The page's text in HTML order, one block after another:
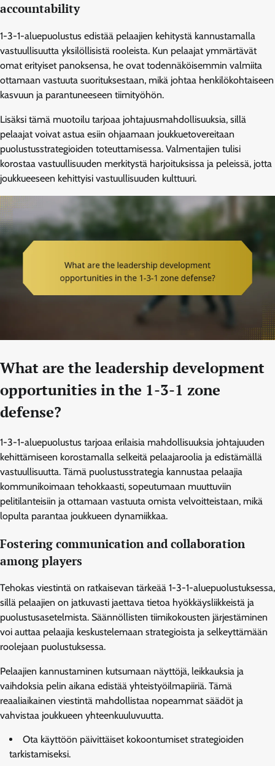
accountability
1-3-1-aluepuolustus edistää pelaajien kehitystä kannustamalla
vastuullisuutta yksilöllisistä rooleista. Kun pelaajat ymmärtävät
omat erityiset panoksensa, he ovat todennäköisemmin valmiita
ottamaan vastuuta suorituksestaan, mikä johtaa henkilökohtaiseen
kasvuun ja parantuneeseen tiimityöhön.
Lisäksi tämä muotoilu tarjoaa johtajuusmahdollisuuksia, sillä
pelaajat voivat astua esiin ohjaamaan joukkuetovereitaan
puolustusstrategioiden toteuttamisessa. Valmentajien tulisi
korostaa vastuullisuuden merkitystä harjoituksissa ja peleissä, jotta
joukkueeseen kehittyisi vastuullisuuden kulttuuri.
What are the leadership development
opportunities in the 1-3-1 zone
defense?
1-3-1-aluepuolustus tarjoaa erilaisia mahdollisuuksia johtajuuden
kehittämiseen korostamalla selkeitä pelaajaroolia ja edistämällä
vastuullisuutta. Tämä puolustusstrategia kannustaa pelaajia
kommunikoimaan tehokkaasti, sopeutumaan muuttuviin
pelitilanteisiin ja ottamaan vastuuta omista velvoitteistaan, mikä
lopulta parantaa joukkueen dynamiikkaa.
Fostering communication and collaboration
among players
Tehokas viestintä on ratkaisevan tärkeää 1-3-1-aluepuolustuksessa,
sillä pelaajien on jatkuvasti jaettava tietoa hyökkäysliikkeistä ja
puolustusasetelmista. Säännöllisten tiimikokousten järjestäminen
voi auttaa pelaajia keskustelemaan strategioista ja selkeyttämään
roolejaan puolustuksessa.
Pelaajien kannustaminen kutsumaan näyttöjä, leikkauksia ja
vaihdoksia pelin aikana edistää yhteistyöilmapiiriä. Tämä
reaaliaikainen viestintä mahdollistaa nopeammat säädöt ja
vahvistaa joukkueen yhteenkuuluvuutta.
Ota käyttöön päivittäiset kokoontumiset strategioiden
tarkistamiseksi.